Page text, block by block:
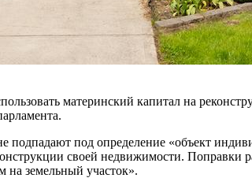
материнский капитал на
подпадают под определение «объект
своей недвижимости. Поправки
на земельный участок».